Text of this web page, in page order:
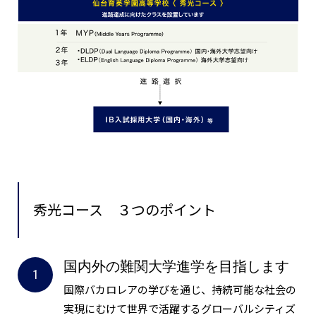
秀光コース ３つのポイント
国内外の難関大学進学を目指します
国際バカロレアの学びを通じ、持続可能な社会の
実現にむけて世界で活躍するグローバルシティズ